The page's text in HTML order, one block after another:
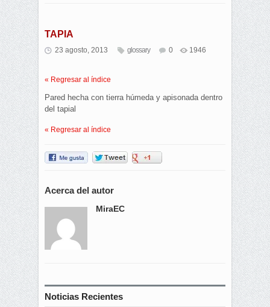
TAPIA
23 agosto, 2013 glossary 0 1946
« Regresar al índice
Pared hecha con tierra húmeda y apisonada dentro
del tapial
« Regresar al índice
Acerca del autor
MiraEC
Noticias Recientes